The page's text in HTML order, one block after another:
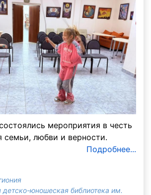
мероприятия в честь
семьи, любви и верности.
Подробнее...
детско-юношеская библиотека им.